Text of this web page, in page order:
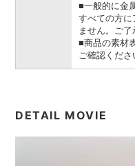
■一般的に金
すべての方に
ません。ご了
■商品の素材
ご確認くださ
DETAIL MOVIE